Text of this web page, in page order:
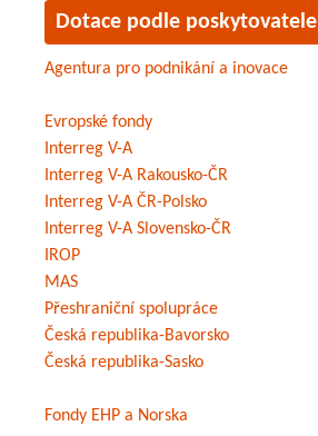
Dotace podle poskytovatele
Agentura pro podnikání a inovace
Evropské fondy
Interreg V-A
Interreg V-A Rakousko-ČR
Interreg V-A ČR-Polsko
Interreg V-A Slovensko-ČR
IROP
MAS
Přeshraniční spolupráce
Česká republika-Bavorsko
Česká republika-Sasko
Fondy EHP a Norska